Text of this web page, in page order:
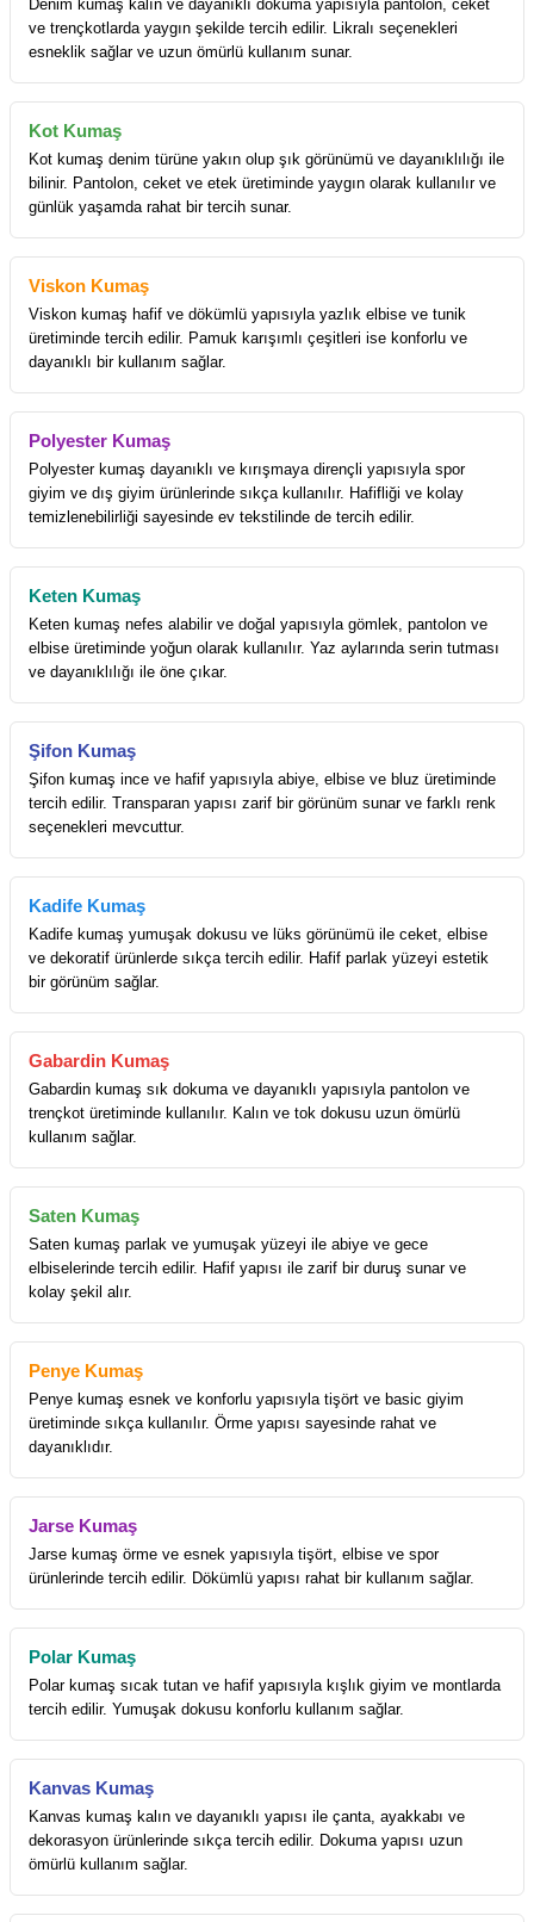
Denim kumaş kalın ve dayanıklı dokuma yapısıyla pantolon, ceket
ve trençkotlarda yaygın şekilde tercih edilir. Likralı seçenekleri
esneklik sağlar ve uzun ömürlü kullanım sunar.
Kot Kumaş
Kot kumaş denim türüne yakın olup şık görünümü ve dayanıklılığı ile
bilinir. Pantolon, ceket ve etek üretiminde yaygın olarak kullanılır ve
günlük yaşamda rahat bir tercih sunar.
Viskon Kumaş
Viskon kumaş hafif ve dökümlü yapısıyla yazlık elbise ve tunik
üretiminde tercih edilir. Pamuk karışımlı çeşitleri ise konforlu ve
dayanıklı bir kullanım sağlar.
Polyester Kumaş
Polyester kumaş dayanıklı ve kırışmaya dirençli yapısıyla spor
giyim ve dış giyim ürünlerinde sıkça kullanılır. Hafifliği ve kolay
temizlenebilirliği sayesinde ev tekstilinde de tercih edilir.
Keten Kumaş
Keten kumaş nefes alabilir ve doğal yapısıyla gömlek, pantolon ve
elbise üretiminde yoğun olarak kullanılır. Yaz aylarında serin tutması
ve dayanıklılığı ile öne çıkar.
Şifon Kumaş
Şifon kumaş ince ve hafif yapısıyla abiye, elbise ve bluz üretiminde
tercih edilir. Transparan yapısı zarif bir görünüm sunar ve farklı renk
seçenekleri mevcuttur.
Kadife Kumaş
Kadife kumaş yumuşak dokusu ve lüks görünümü ile ceket, elbise
ve dekoratif ürünlerde sıkça tercih edilir. Hafif parlak yüzeyi estetik
bir görünüm sağlar.
Gabardin Kumaş
Gabardin kumaş sık dokuma ve dayanıklı yapısıyla pantolon ve
trençkot üretiminde kullanılır. Kalın ve tok dokusu uzun ömürlü
kullanım sağlar.
Saten Kumaş
Saten kumaş parlak ve yumuşak yüzeyi ile abiye ve gece
elbiselerinde tercih edilir. Hafif yapısı ile zarif bir duruş sunar ve
kolay şekil alır.
Penye Kumaş
Penye kumaş esnek ve konforlu yapısıyla tişört ve basic giyim
üretiminde sıkça kullanılır. Örme yapısı sayesinde rahat ve
dayanıklıdır.
Jarse Kumaş
Jarse kumaş örme ve esnek yapısıyla tişört, elbise ve spor
ürünlerinde tercih edilir. Dökümlü yapısı rahat bir kullanım sağlar.
Polar Kumaş
Polar kumaş sıcak tutan ve hafif yapısıyla kışlık giyim ve montlarda
tercih edilir. Yumuşak dokusu konforlu kullanım sağlar.
Kanvas Kumaş
Kanvas kumaş kalın ve dayanıklı yapısı ile çanta, ayakkabı ve
dekorasyon ürünlerinde sıkça tercih edilir. Dokuma yapısı uzun
ömürlü kullanım sağlar.